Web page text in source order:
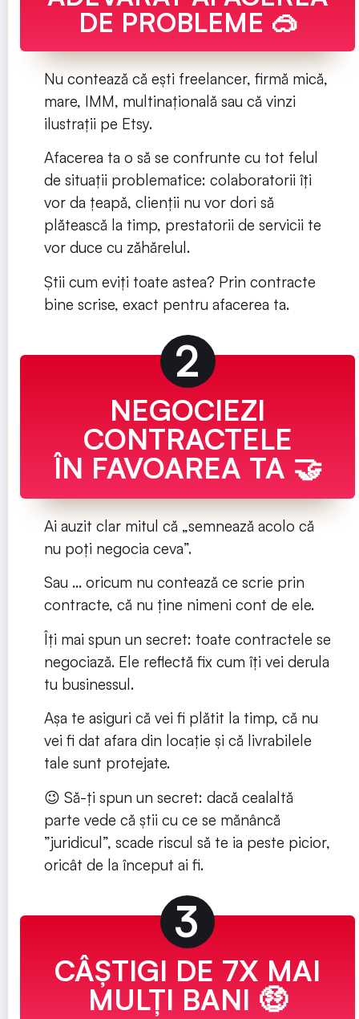
DE PROBLEME 🥽
Nu contează că ești freelancer, firmă mică,
mare, IMM, multinațională sau că vinzi
ilustrații pe Etsy.
Afacerea ta o să se confrunte cu tot felul
de situații problematice: colaboratorii îți
vor da țeapă, clienții nu vor dori să
plătească la timp, prestatorii de servicii te
vor duce cu zăhărelul.
Știi cum eviți toate astea? Prin contracte
bine scrise, exact pentru afacerea ta.
2
NEGOCIEZI
CONTRACTELE
ÎN FAVOAREA TA 🤝
Ai auzit clar mitul că „semnează acolo că
nu poți negocia ceva”.
Sau … oricum nu contează ce scrie prin
contracte, că nu ține nimeni cont de ele.
Îți mai spun un secret: toate contractele se
negociază. Ele reflectă fix cum îți vei derula
tu businessul.
Așa te asiguri că vei fi plătit la timp, că nu
vei fi dat afara din locație și că livrabilele
tale sunt protejate.
😉 Să-ți spun un secret: dacă cealaltă
parte vede că știi cu ce se mănâncă
”juridicul”, scade riscul să te ia peste picior,
oricât de la început ai fi.
3
CÂȘTIGI DE 7X MAI
MULȚI BANI 🤑